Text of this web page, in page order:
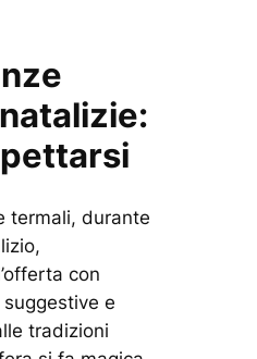
termali, durante
con
e
tradizioni